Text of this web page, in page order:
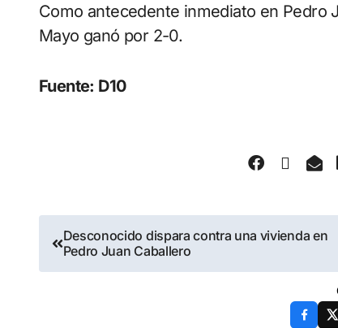
Como antecedente inmediato en Pedro
Mayo ganó por 2-0.
Fuente: D10
Desconocido dispara contra una vivienda en
Pedro Juan Caballero